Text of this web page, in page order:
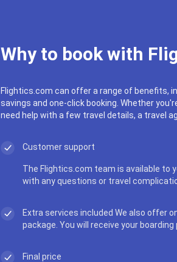
Why to book with
Flightics.com can offer a range of benefits,
savings and one-click booking. Whether
need help with a few travel details, a travel
Customer support
The Flightics.com team is available to
with any questions or travel
Extra services included We also offer
package. You will receive your
Final price